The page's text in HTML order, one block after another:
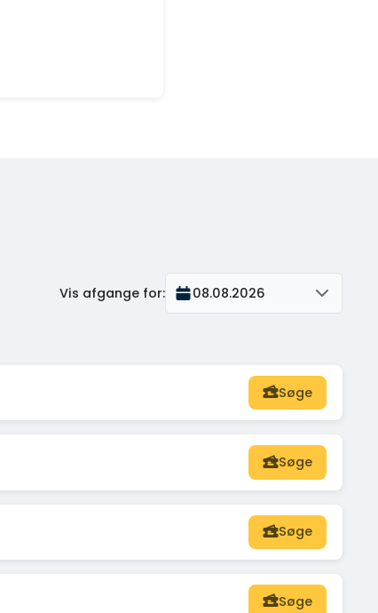
Vis afgange for: 08.08.2026
Søge
Søge
Søge
Søge